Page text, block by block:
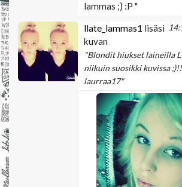
lammas ;) :P "
llate_lammas1 lisäsi
kuvan
"Blondit hiukset laineilla
niikuin suosikki kuvissa
laurraa17"